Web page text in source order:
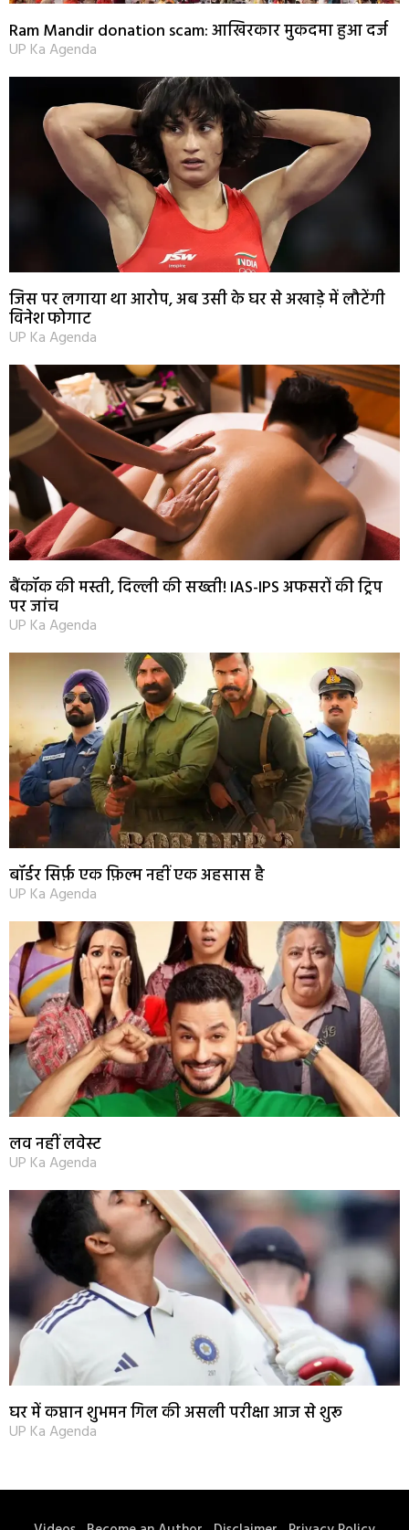
Ram Mandir donation scam: आखिरकार मुकदमा हुआ दर्ज
UP Ka Agenda
जिस पर लगाया था आरोप, अब उसी के घर से अखाड़े में लौटेंगी
विनेश फोगाट
UP Ka Agenda
बैंकॉक की मस्ती, दिल्ली की सख्ती! IAS-IPS अफसरों की ट्रिप
पर जांच
UP Ka Agenda
बॉर्डर सिर्फ़ एक फ़िल्म नहीं एक अहसास है
UP Ka Agenda
लव नहीं लवेस्ट
UP Ka Agenda
घर में कप्तान शुभमन गिल की असली परीक्षा आज से शुरू
UP Ka Agenda